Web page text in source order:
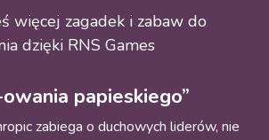
więcej zagadek i zabaw do
dzięki RNS Games
papieskiego”
zabiega o duchowych liderów, nie